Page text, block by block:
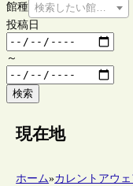
館種 検索したい館種を選
投稿日
～
検索
現在地
ホーム»カレントアウ